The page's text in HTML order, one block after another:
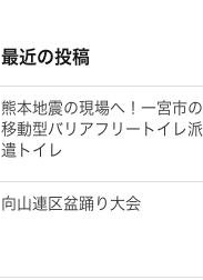
ブ
最近の投稿
熊本地震の現場へ！一宮市の
移動型バリアフリートイレ派
遣トイレ
向山連区盆踊り大会